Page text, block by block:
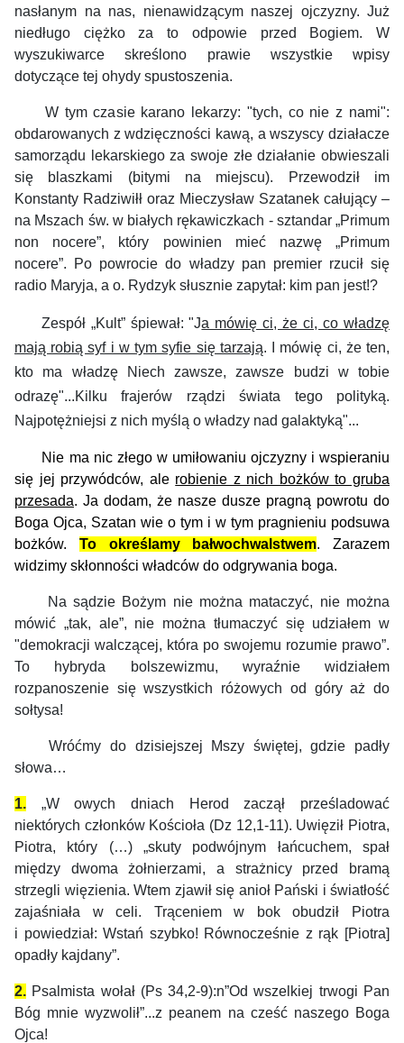
nasłanym na nas, nienawidzącym naszej ojczyzny. Już
niedługo ciężko za to odpowie przed Bogiem. W
wyszukiwarce skreślono prawie wszystkie wpisy
dotyczące tej ohydy spustoszenia.
W tym czasie karano lekarzy: "tych, co nie z nami":
obdarowanych z wdzięczności kawą, a wszyscy działacze
samorządu lekarskiego za swoje złe działanie obwieszali
się blaszkami (bitymi na miejscu). Przewodził im
Konstanty Radziwiłł oraz Mieczysław Szatanek całujący –
na Mszach św. w białych rękawiczkach - sztandar „Primum
non nocere”, który powinien mieć nazwę „Primum
nocere”.
Po powrocie do władzy pan premier rzucił się
radio Maryja, a o. Rydzyk słusznie zapytał: kim pan jest!?
Zespół „Kult” śpiewał:"Ja mówię ci, że ci, co władzę
mają robią syf i w tym syfie się tarzają. I mówię ci, że ten,
kto ma władzę Niech zawsze, zawsze budzi w tobie
odrazę"...Kilku frajerów rządzi świata tego polityką.
Najpotężniejsi z nich myślą o władzy nad galaktyką"...
N ie ma nic złego w umiłowaniu ojczyzny i wspieraniu
się jej przywódców, ale robienie z nich bożków to gruba
przesada. Ja dodam, że nasze dusze pragną powrotu do
Boga Ojca, Szatan wie o tym i w tym pragnieniu podsuwa
bożków. To określamy bałwochwalstwem. Zarazem
widzimy skłonności władców do odgrywania boga.
Na sądzie Bożym nie można mataczyć, nie można
mówić „tak, ale”, nie można tłumaczyć się udziałem w
"demokracji walczącej, która po swojemu rozumie prawo”.
To hybryda bolszewizmu, wyraźnie widziałem
rozpanoszenie się wszystkich różowych od góry aż do
sołtysa!
Wróćmy do dzisiejszej Mszy świętej, gdzie padły
słowa…
1. „W owych dniach Herod zaczął prześladować
niektórych członków Kościoła (Dz 12,1-11). Uwięził Piotra,
Piotra, który (…) „skuty podwójnym łańcuchem, spał
między dwoma żołnierzami, a strażnicy przed bramą
strzegli więzienia. Wtem zjawił się anioł Pański i światłość
zajaśniała w celi. Trąceniem w bok obudził Piotra
i powiedział: Wstań szybko! Równocześnie z rąk [Piotra]
opadły kajdany”.
2. Psalmista wołał (Ps 34,2-9):n”Od wszelkiej trwogi Pan
Bóg mnie wyzwolił”...z peanem na cześć naszego Boga
Ojca!